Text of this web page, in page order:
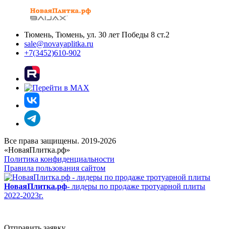
Тюмень, Тюмень, ул. 30 лет Победы 8 ст.2
sale@novayaplitka.ru
+7(3452)610-902
Все права защищены. 2019-2026
«НоваяПлитка.рф»
Политика конфиденциальности
Правила пользования сайтом
НоваяПлитка.рф- лидеры по продаже тротуарной плиты
2022-2023г.